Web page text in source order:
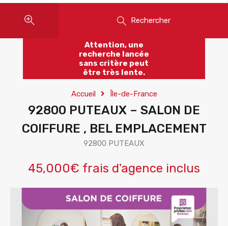
Rechercher
Attention, une
recherche lancée
sans critère peut
être très lente.
Accueil Île-de-France
92800 PUTEAUX – SALON DE
COIFFURE , BEL EMPLACEMENT
92800 PUTEAUX
45,000€ frais d'agence inclus